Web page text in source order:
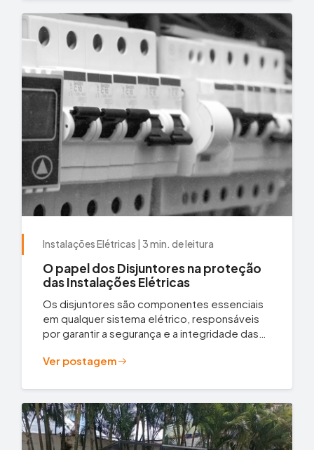
Instalações Elétricas | 3 min. de leitura
O papel dos Disjuntores na proteção
das Instalações Elétricas
Os disjuntores são componentes essenciais
em qualquer sistema elétrico, responsáveis
por garantir a segurança e a integridade das
Ver postagem